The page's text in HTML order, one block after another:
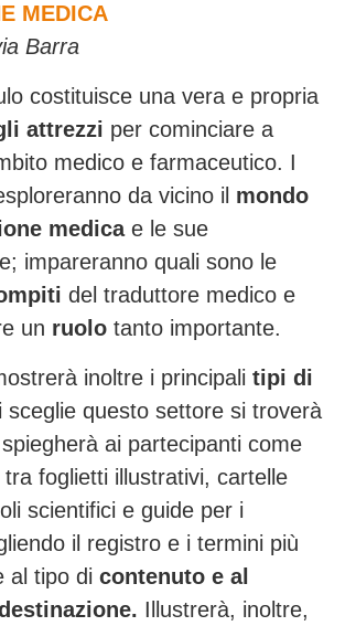
MEDICA
Barra
costituisce una vera e propria
attrezzi per cominciare a
medico e farmaceutico. I
da vicino il mondo
medicae le sue
impareranno quali sono le
del traduttore medico e
un ruolo tanto importante.
inoltre i principali tipi di
sceglie questo settore si troverà
ai partecipanti come
foglietti illustrativi, cartelle
scientifici e guide per i
il registro e i termini più
al tipo di contenuto e al
Illustrerà, inoltre,